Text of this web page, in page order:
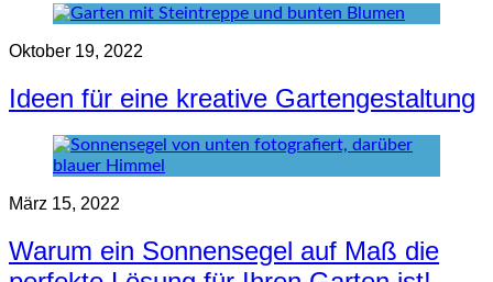
Oktober 19, 2022
Ideen für eine kreative Gartengestaltung
März 15, 2022
Warum ein Sonnensegel auf Maß die